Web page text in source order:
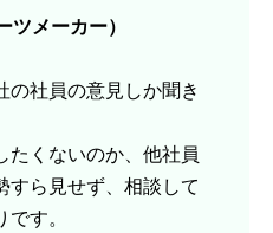
メーカー）
社員の意見しか聞き
たくないのか、他社員
すら見せず、相談して
す。